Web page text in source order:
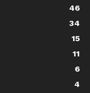
46
34
15
11
6
4